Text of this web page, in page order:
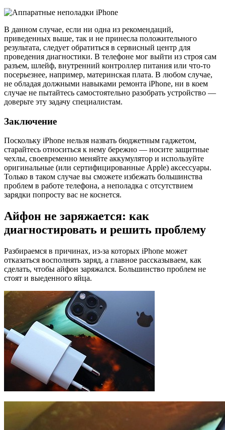
В данном случае, если ни одна из рекомендаций,
приведенных выше, так и не принесла положительного
результата, следует обратиться в сервисный центр для
проведения диагностики. В телефоне мог выйти из строя сам
разъем, шлейф, внутренний контроллер питания или что-то
посерьезнее, например, материнская плата. В любом случае,
не обладая должными навыками ремонта iPhone, ни в коем
случае не пытайтесь самостоятельно разобрать устройство —
доверьте эту задачу специалистам.
Заключение
Поскольку iPhone нельзя назвать бюджетным гаджетом,
старайтесь относиться к нему бережно — носите защитные
чехлы, своевременно меняйте аккумулятор и используйте
оригинальные (или сертифицированные Apple) аксессуары.
Только в таком случае вы сможете избежать большинства
проблем в работе телефона, а неполадка с отсутствием
зарядки попросту вас не коснется.
Айфон не заряжается: как
диагностировать и решить проблему
Разбираемся в причинах, из-за которых iPhone может
отказаться восполнять заряд, а главное рассказываем, как
сделать, чтобы айфон заряжался. Большинство проблем не
стоят и выеденного яйца.